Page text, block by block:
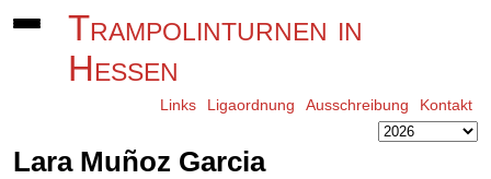
Trampolinturnen in
Hessen
Links Ligaordnung Ausschreibung Kontakt
Lara Muñoz Garcia